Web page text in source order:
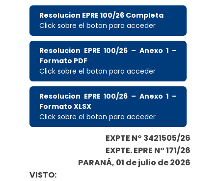
Resolucion EPRE 100/26 Completa
Click sobre el boton para acceder
Resolucion EPRE 100/26 – Anexo 1 –
Formato PDF
Click sobre el boton para acceder
Resolucion EPRE 100/26 – Anexo 1 –
Formato XLSX
Click sobre el boton para acceder
EXPTE N° 3421505/26
EXPTE. EPRE N° 171/26
PARANÁ, 01 de julio de 2026
VISTO: